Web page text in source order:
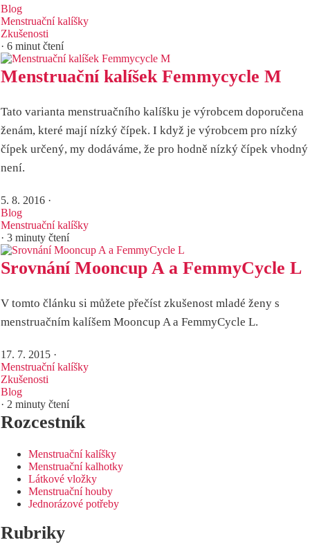
Blog
Menstruační kalíšky
Zkušenosti
· 6 minut čtení
Menstruační kalíšek Femmycycle M
Tato varianta menstruačního kalíšku je výrobcem doporučena
ženám, které mají nízký čípek. I když je výrobcem pro nízký
čípek určený, my dodáváme, že pro hodně nízký čípek vhodný
není.
5. 8. 2016 ·
Blog
Menstruační kalíšky
· 3 minuty čtení
Srovnání Mooncup A a FemmyCycle L
V tomto článku si můžete přečíst zkušenost mladé ženy s
menstruačním kalíšem Mooncup A a FemmyCycle L.
17. 7. 2015 ·
Menstruační kalíšky
Zkušenosti
Blog
· 2 minuty čtení
Rozcestník
Menstruační kalíšky
Menstruační kalhotky
Látkové vložky
Menstruační houby
Jednorázové potřeby
Rubriky